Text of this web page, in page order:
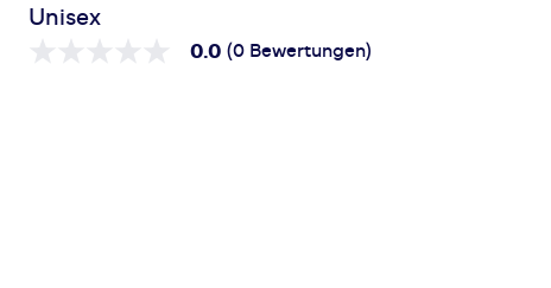
Unisex
0.0 (0 Bewertungen)